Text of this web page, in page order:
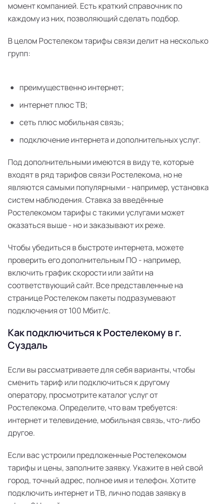
момент компанией. Есть краткий справочник по
каждому из них, позволяющий сделать подбор.
В целом Ростелеком тарифы связи делит на несколько
групп:
преимущественно интернет;
интернет плюс ТВ;
сеть плюс мобильная связь;
подключение интернета и дополнительных услуг.
Под дополнительными имеются в виду те, которые
входят в ряд тарифов связи Ростелекома, но не
являются самыми популярными - например, установка
систем наблюдения. Ставка за введённые
Ростелекомом тарифы с такими услугами может
оказаться выше - но и заказывают их реже.
Чтобы убедиться в быстроте интернета, можете
проверить его дополнительным ПО - например,
включить график скорости или зайти на
соответствующий сайт. Все представленные на
странице Ростелеком пакеты подразумевают
подключения от 100 Мбит/с.
Как подключиться к Ростелекому в г.
Суздаль
Если вы рассматриваете для себя варианты, чтобы
сменить тариф или подключиться к другому
оператору, просмотрите каталог услуг от
Ростелекома. Определите, что вам требуется:
интернет и телевидение, мобильная связь, что-либо
другое.
Если вас устроили предложенные Ростелекомом
тарифы и цены, заполните заявку. Укажите в ней свой
город, точный адрес, полное имя и телефон. Хотите
подключить интернет и ТВ, лично подав заявку в